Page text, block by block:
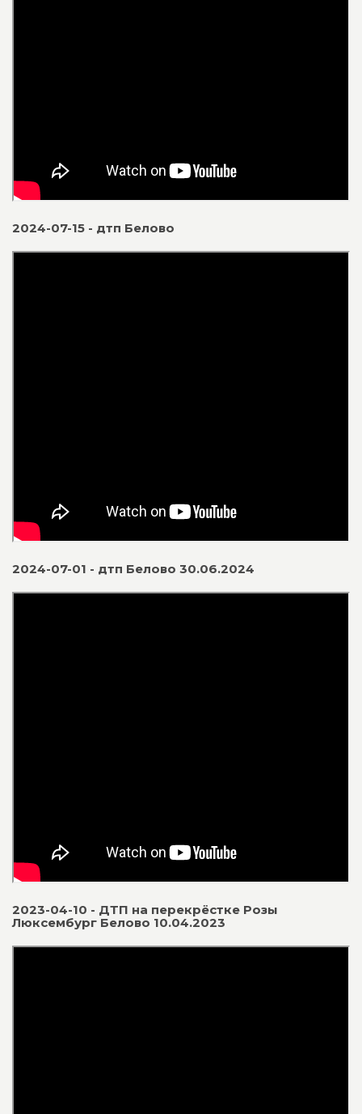
2024-07-15 - дтп Белово
2024-07-01 - дтп Белово 30.06.2024
2023-04-10 - ДТП на перекрёстке Розы
Люксембург Белово 10.04.2023